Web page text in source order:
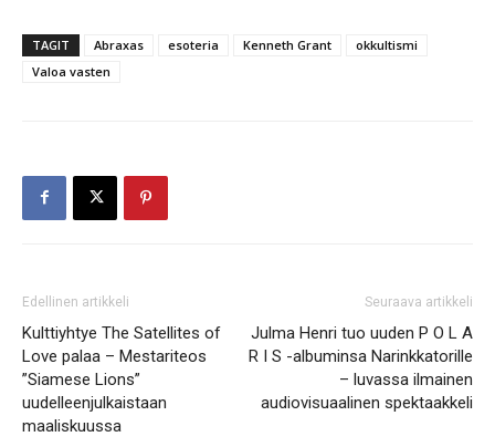
TAGIT Abraxas esoteria Kenneth Grant
okkultismi
Valoa vasten
Edellinen artikkeli
Kulttiyhtye The Satellites of
Love palaa – Mestariteos
”Siamese Lions”
uudelleenjulkaistaan
maaliskuussa
Seuraava artikkeli
Julma Henri tuo uuden P O L A
R I S -albuminsa Narinkkatorille
– luvassa ilmainen
audiovisuaalinen spektaakkeli